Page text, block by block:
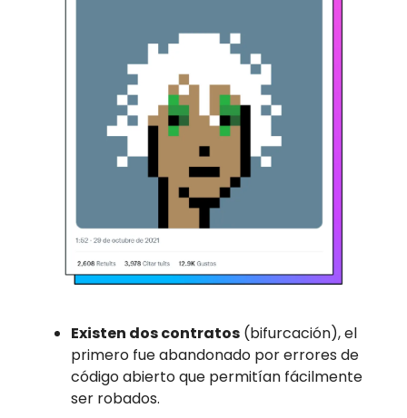
Existen dos contratos (bifurcación), el
primero fue abandonado por errores de
código abierto que permitían fácilmente
ser robados.